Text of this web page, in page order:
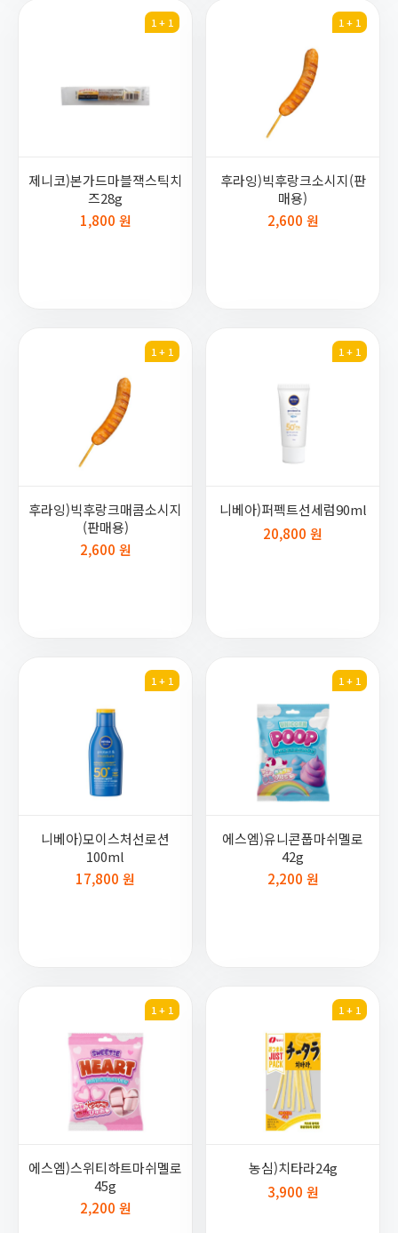
1 + 1
제니코)본가드마블잭스틱치
즈28g
1,800 원
1 + 1
후라잉)빅후랑크소시지(판
매용)
2,600 원
1 + 1
후라잉)빅후랑크매콤소시지
(판매용)
2,600 원
1 + 1
니베아)퍼펙트선세럼90ml
20,800 원
1 + 1
니베아)모이스처선로션
100ml
17,800 원
1 + 1
에스엠)유니콘풉마쉬멜로
42g
2,200 원
1 + 1
에스엠)스위티하트마쉬멜로
45g
2,200 원
1 + 1
농심)치타라24g
3,900 원